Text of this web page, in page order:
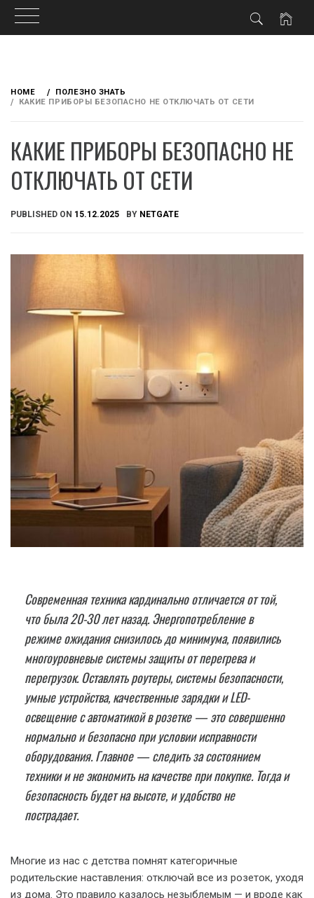
content
HOME
ПОЛЕЗНО ЗНАТЬ
КАКИЕ ПРИБОРЫ БЕЗОПАСНО НЕ ОТКЛЮЧАТЬ ОТ СЕТИ
КАКИЕ ПРИБОРЫ БЕЗОПАСНО НЕ
ОТКЛЮЧАТЬ ОТ СЕТИ
PUBLISHED ON 15.12.2025 BY NETGATE
Современная техника кардинально отличается от той,
что была 20-30 лет назад. Энергопотребление в
режиме ожидания снизилось до минимума, появились
многоуровневые системы защиты от перегрева и
перегрузок. Оставлять роутеры, системы безопасности,
умные устройства, качественные зарядки и LED-
освещение с автоматикой в розетке — это совершенно
нормально и безопасно при условии исправности
оборудования. Главное — следить за состоянием
техники и не экономить на качестве при покупке. Тогда и
безопасность будет на высоте, и удобство не
пострадает.
Многие из нас с детства помнят категоричные
родительские наставления: отключай все из розеток, уходя
из дома. Это правило казалось незыблемым — и вроде как